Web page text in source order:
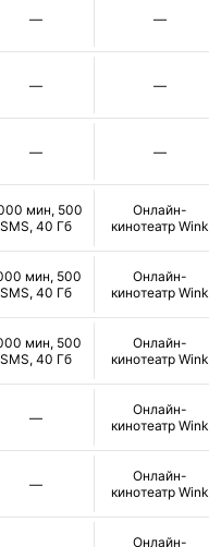
— —
— —
— —
мин, 500
SMS, 40 Гб
Онлайн-
кинотеатр Wink
мин, 500
SMS, 40 Гб
Онлайн-
кинотеатр Wink
мин, 500
SMS, 40 Гб
Онлайн-
кинотеатр Wink
—
Онлайн-
кинотеатр Wink
—
Онлайн-
кинотеатр Wink
Онлайн-